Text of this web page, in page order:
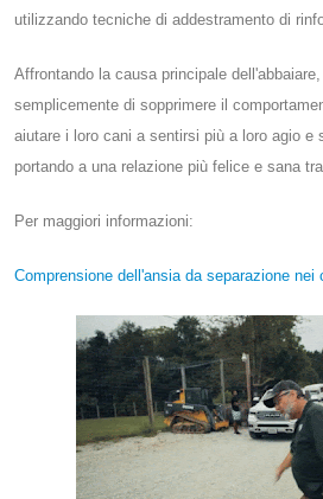
utilizzando tecniche di addestramento di
Affrontando la causa principale
semplicemente di sopprimere il
aiutare i loro cani a sentirsi più a loro agio e
portando a una relazione più felice e sana
Per maggiori informazioni:
Comprensione dell'ansia da separazione nei